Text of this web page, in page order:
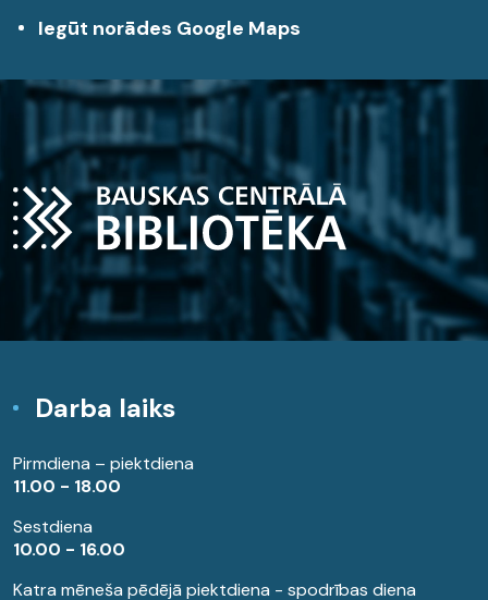
Iegūt norādes Google Maps
Darba laiks
Pirmdiena – piektdiena
11.00 - 18.00
Sestdiena
10.00 - 16.00
Katra mēneša pēdējā piektdiena - spodrības diena